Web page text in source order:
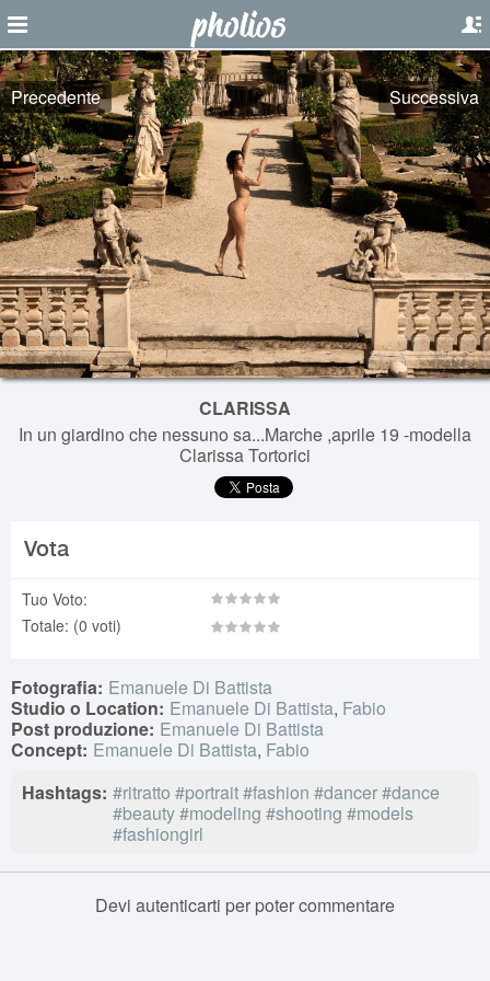
Precedente Successiva
CLARISSA
In un giardino che nessuno sa...Marche ,aprile 19 -modella
Clarissa Tortorici
Vota
Tuo Voto:
Totale: (0 voti)
Fotografia: Emanuele Di Battista
Studio o Location: Emanuele Di Battista, Fabio
Post produzione: Emanuele Di Battista
Concept: Emanuele Di Battista, Fabio
Hashtags: #ritratto #portrait#fashion #dancer#dance
#beauty#modeling #shooting #models
#fashiongirl
Devi autenticarti per poter commentare